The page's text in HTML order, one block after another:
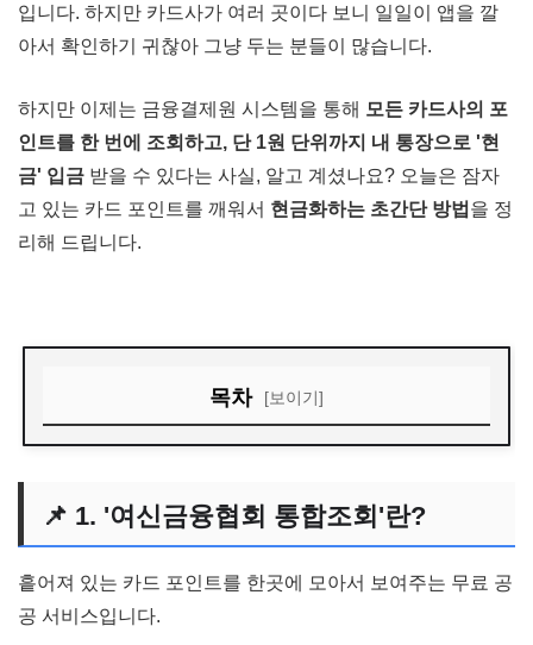
입니다. 하지만 카드사가 여러 곳이다 보니 일일이 앱을 깔
아서 확인하기 귀찮아 그냥 두는 분들이 많습니다.
하지만 이제는 금융결제원 시스템을 통해 모든 카드사의 포
인트를 한 번에 조회하고, 단 1원 단위까지 내 통장으로 '현
금' 입금 받을 수 있다는 사실, 알고 계셨나요? 오늘은 잠자
고 있는 카드 포인트를 깨워서 현금화하는 초간단 방법 을 정
리해 드립니다.
목차 [보이기]
📌 1. '여신금융협회 통합조회'란?
흩어져 있는 카드 포인트를 한곳에 모아서 보여주는 무료 공
공 서비스입니다.